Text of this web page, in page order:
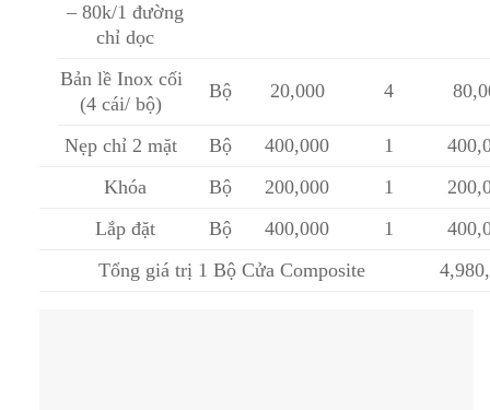
– 80k/1 đường
chỉ dọc
Bản lề Inox cối
(4 cái/ bộ)
Bộ 20,000 4
Nẹp chỉ 2 mặt Bộ 400,000 1
Khóa
Bộ 200,000 1
Lắp đặt
Bộ 400,000 1
Tổng giá trị 1 Bộ Cửa Composite